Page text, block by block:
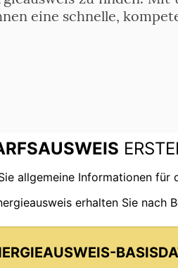
eine schnelle,